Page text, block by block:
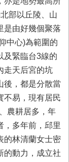
部以丘陵、山
是由好幾個聚落
中心)為範圍的
及緊臨台3線的
走天后宮的坑
後，都是分散當
不易，現有居民
農耕居多，年
，多年前，邱里
的林清蘭女士密
的動力，成立社